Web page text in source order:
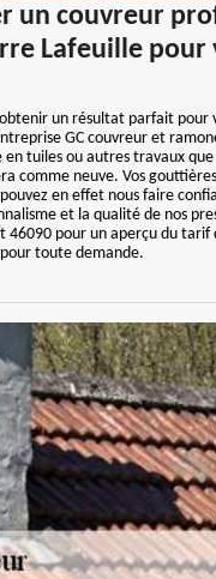
un couvreur
Lafeuille
obtenir un résultat parfait
GC couvreur et
tuiles ou autres travaux que
comme neuve. Vos
en effet nous faire
et la qualité de nos
46090 pour un aperçu du tarif
toute demande.